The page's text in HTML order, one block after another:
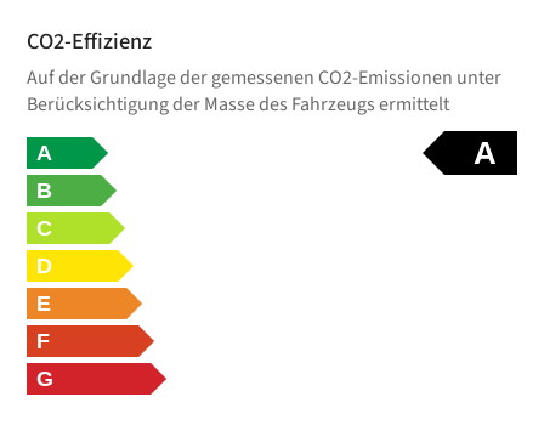
CO2-Effizienz
Auf der Grundlage der gemessenen CO2-Emissionen unter
Berücksichtigung der Masse des Fahrzeugs ermittelt
A
A
B
C
D
E
F
G